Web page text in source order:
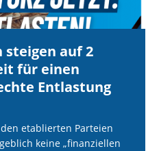
steigen auf 2
für einen
Entlastung
etablierten Parteien
keine „finanziellen